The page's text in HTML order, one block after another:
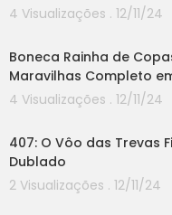
4 Visualizações . 12/11/24
Boneca Rainha de
Maravilhas Completo
4 Visualizações . 12/11/24
407: O Vôo das Trevas
Dublado
2 Visualizações . 12/11/24